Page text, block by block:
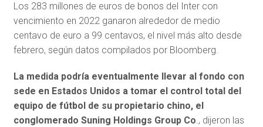
Los 283 millones de euros de bonos del Inter con
vencimiento en 2022 ganaron alrededor de medio
centavo de euro a 99 centavos, el nivel más alto desde
febrero, según datos compilados por Bloomberg.
La medida podría eventualmente llevar al fondo con
sede en Estados Unidos a tomar el control total del
equipo de fútbol de su propietario chino, el
conglomerado Suning Holdings Group Co., dijeron las